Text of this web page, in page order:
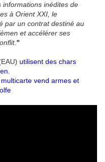
informations inédites de
à Orient XXI , le
par un contrat destiné au
et accélérer ses
"
utilisent des chars
vend armes et